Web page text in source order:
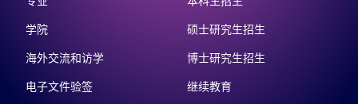
学院
海外交流和访学
电子文件验签
硕士研究生招生
博士研究生招生
继续教育